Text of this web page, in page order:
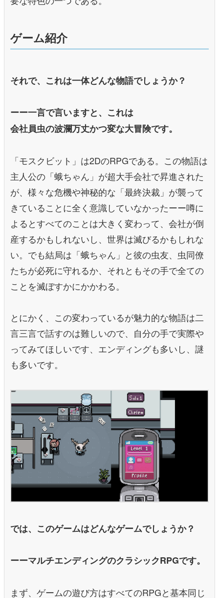
ゲーム紹介
それで、これは一体どんな物語でしょうか？
ーー一言で言いますと、これは
会社員虫の波瀾万丈かつ変な大冒険です。
「モスクビット」は2DのRPGである。この物語は
主人公の「蛾ちゃん」が超大手会社で昇進された
が、様々な危機や神秘的な「最終決裁」が襲って
きていることに全く意識していなかったーー噂に
よるとすべてのことは大きく変わって、会社が倒
産するかもしれないし、世界は滅びるかもしれな
い。でも結局は「蛾ちゃん」と彼の虫友、虫同僚
たちが必死に守れるか、それともその手で全ての
ことを滅ぼすかにかかわる。
とにかく、この変わっているが魅力的な物語は二
言三言で話すのは難しいので、自分の手で実際や
ってみてほしいです、エンディングも多いし、謎
も多いです。
では、このゲームはどんなゲームでしょうか？
ーーマルチエンディングのクラシックRPGです。
まず、ゲームの遊び方はすべてのRPGと基本同じ